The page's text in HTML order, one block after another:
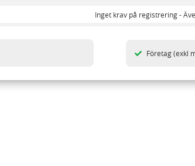
Inget krav på registrering -
Företag(exkl